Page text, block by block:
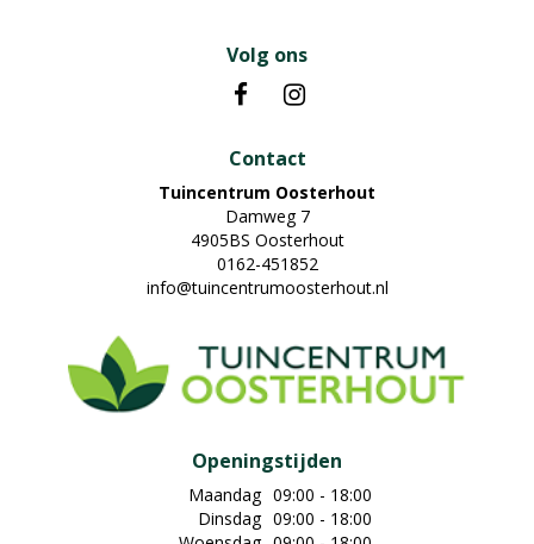
Volg ons
Contact
Tuincentrum Oosterhout
Damweg 7
4905BS Oosterhout
0162-451852
info@tuincentrumoosterhout.nl
Openingstijden
Maandag 09:00 - 18:00
Dinsdag 09:00 - 18:00